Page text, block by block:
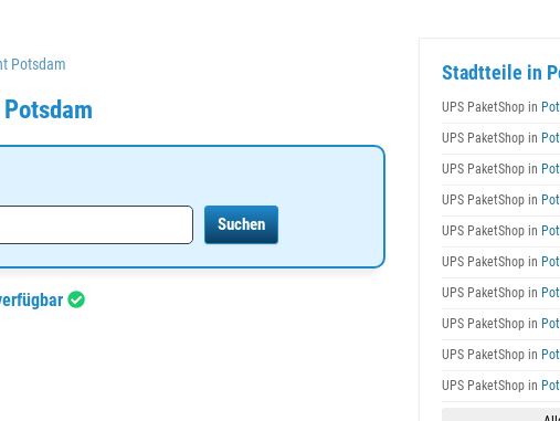
Potsdam Stadtteile in
UPS PaketShop in
UPS PaketShop in
UPS PaketShop in
UPS PaketShop in
UPS PaketShop in
UPS PaketShop in
UPS PaketShop in
UPS PaketShop in
UPS PaketShop in
UPS PaketShop in